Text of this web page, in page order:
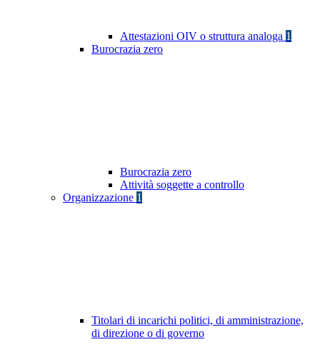
Attestazioni OIV o struttura analoga 1
Burocrazia zero
Burocrazia zero
Attività soggette a controllo
Organizzazione 1
Titolari di incarichi politici, di amministrazione,
di direzione o di governo